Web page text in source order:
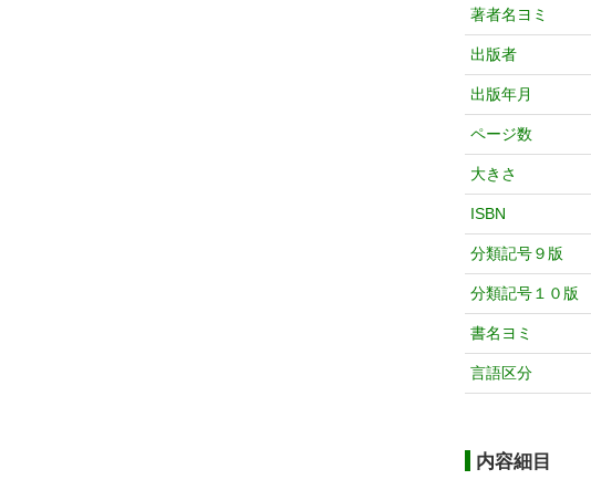
著者名ヨミ
出版者
出版年月
ページ数
大きさ
ISBN
分類記号９版
分類記号１０版
書名ヨミ
言語区分
内容細目